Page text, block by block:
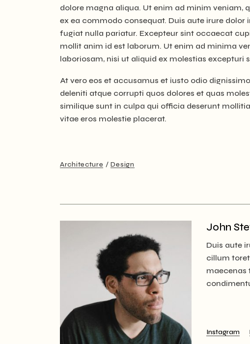
dolore magna aliqua. Ut enim ad minim veniam,
ex ea commodo consequat. Duis aute irure
fugiat nulla pariatur. Excepteur sint occaecat
mollit anim id est laborum. Ut enim ad minima
laboriosam, nisi ut aliquid ex molestias excepturi
At vero eos et accusamus et iusto odio
deleniti atque corrupti quos dolores et quas
similique sunt in culpa qui officia deserunt
vitae eros molestie placerat.
Architecture Design
John
Duis aute
cillum
maecenas
Instagram